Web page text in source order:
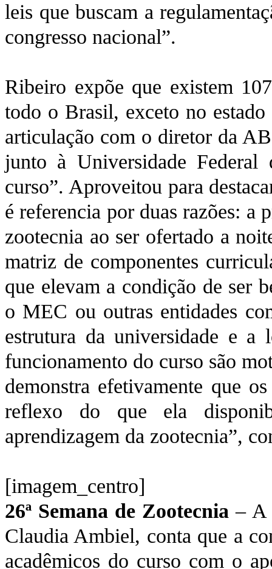
leis que buscam a
congresso nacional”.
Ribeiro expõe que existem
todo o Brasil, exceto no
articulação com o diretor da
junto à Universidade Federal
curso”. Aproveitou para
é referencia por duas razões: a
zootecnia ao ser ofertado a
matriz de componentes
que elevam a condição de ser
o MEC ou outras entidades
estrutura da universidade e a
funcionamento do curso são
demonstra efetivamente que
reflexo do que ela
aprendizagem da zootecnia”,
[imagem_centro]
26ª Semana de Zootecnia – A
Claudia Ambiel, conta que a
acadêmicos do curso com o